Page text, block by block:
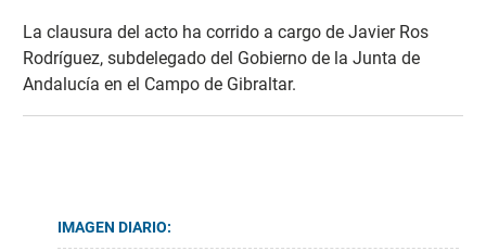
La clausura del acto ha corrido a cargo de Javier Ros
Rodríguez, subdelegado del Gobierno de la Junta de
Andalucía en el Campo de Gibraltar.
IMAGEN DIARIO: